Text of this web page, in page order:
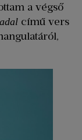
a végső
című vers